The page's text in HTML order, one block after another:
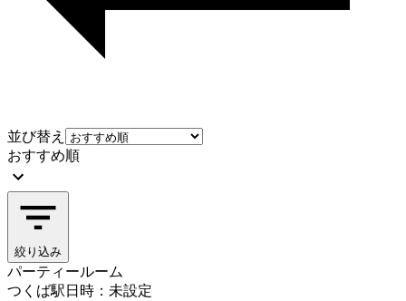
並び替え
おすすめ順
絞り込み
パーティールーム
つくば駅日時：未設定